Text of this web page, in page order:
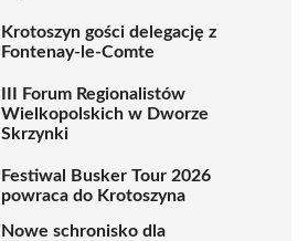
Krotoszyn gości delegację z
Fontenay-le-Comte
III Forum Regionalistów
Wielkopolskich w Dworze
Skrzynki
Festiwal Busker Tour 2026
powraca do Krotoszyna
Nowe schronisko dla